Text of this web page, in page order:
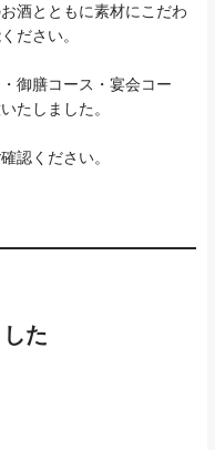
酒とともに素材にこだわ
ださい。
御膳コース・宴会コー
たしました。
認ください。
た